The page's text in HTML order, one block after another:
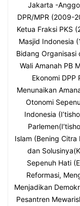
Jakarta -
DPR/MPR (2009-
Ketua Fraksi PKS
Masjid Indonesia
Bidang
Wali Amanah PB
Ekonomi DPP
Menunaikan
Otonomi
Indonesia
Islam (Bening
dan
Sepenuh Hati
Reformasi,
Menjadikan
Pesantren